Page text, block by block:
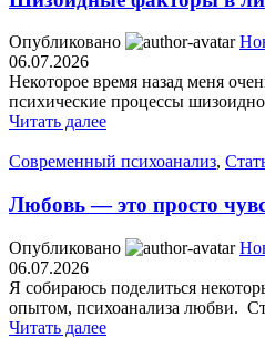
Опубликовано
06.07.2026
Некоторое время назад меня
психические процессы
Читать далее
Современный психоанализ,
Любовь — это просто
Опубликовано
06.07.2026
Я собираюсь поделиться
опытом, психоанализа любви.
Читать далее